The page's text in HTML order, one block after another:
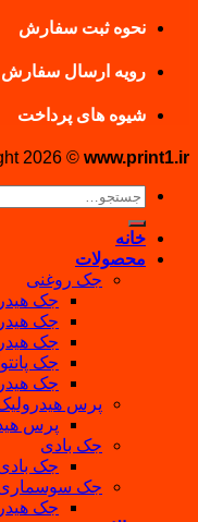
نحوه ثبت سفارش
رویه ارسال سفارش
شیوه های پرداخت
2026 © www.print1.ir
جستجو
برای:
خانه
محصولات
جک روغنی
جک
جک
جک
جک
جک
پرس
پرس
جک بادی
جک
جک
جک